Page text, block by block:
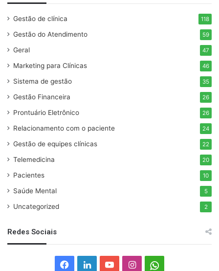
Gestão de clínica 118
Gestão do Atendimento 59
Geral 47
Marketing para Clínicas 46
Sistema de gestão 35
Gestão Financeira 26
Prontuário Eletrônico 26
Relacionamento com o paciente 24
Gestão de equipes clínicas 22
Telemedicina 20
Pacientes 10
Saúde Mental 5
Uncategorized 2
Redes Sociais
L
I